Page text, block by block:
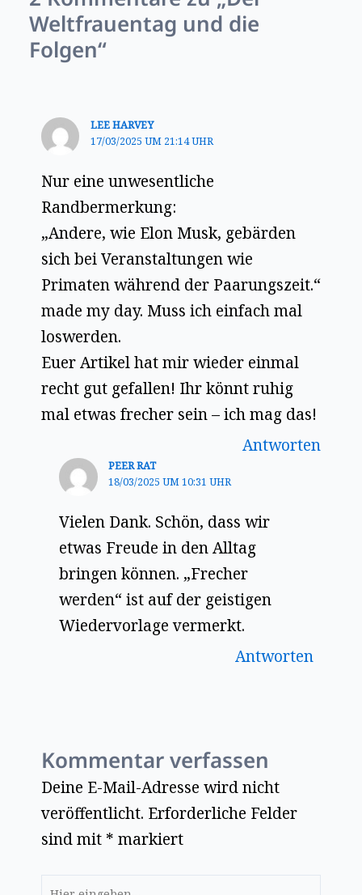
Weltfrauentag und die
Folgen“
LEE HARVEY
17/03/2025 UM 21:14 UHR
Nur eine unwesentliche
Randbermerkung:
„Andere, wie Elon Musk, gebärden
sich bei Veranstaltungen wie
Primaten während der Paarungszeit.“
made my day. Muss ich einfach mal
loswerden.
Euer Artikel hat mir wieder einmal
recht gut gefallen! Ihr könnt ruhig
mal etwas frecher sein – ich mag das!
Antworten
PEER RAT
18/03/2025 UM 10:31 UHR
Vielen Dank. Schön, dass wir
etwas Freude in den Alltag
bringen können. „Frecher
werden“ ist auf der geistigen
Wiedervorlage vermerkt.
Antworten
Kommentar verfassen
Deine E-Mail-Adresse wird nicht
veröffentlicht. Erforderliche Felder
sind mit * markiert
Hier